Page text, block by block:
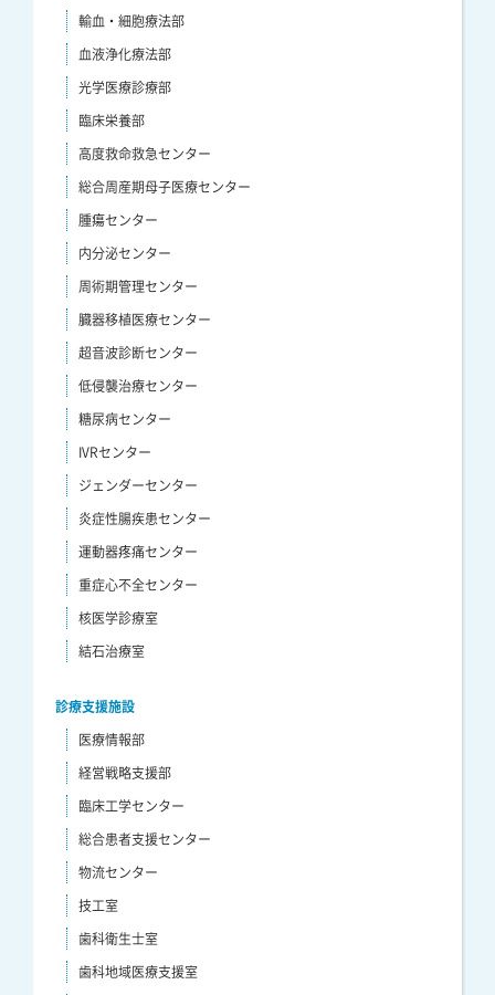
輸血・細胞療法部
血液浄化療法部
光学医療診療部
臨床栄養部
高度救命救急センター
総合周産期母子医療センター
腫瘍センター
内分泌センター
周術期管理センター
臓器移植医療センター
超音波診断センター
低侵襲治療センター
糖尿病センター
IVRセンター
ジェンダーセンター
炎症性腸疾患センター
運動器疼痛センター
重症心不全センター
核医学診療室
結石治療室
診療支援施設
医療情報部
経営戦略支援部
臨床工学センター
総合患者支援センター
物流センター
技工室
歯科衛生士室
歯科地域医療支援室